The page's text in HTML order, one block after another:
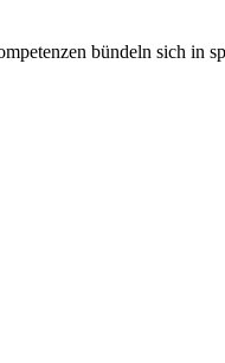
bündeln sich in